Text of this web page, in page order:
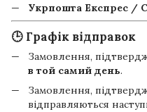
Укрпошта Експрес /
🕒 Графік відправок
Замовлення,
в той самий день.
Замовлення,
відправляються